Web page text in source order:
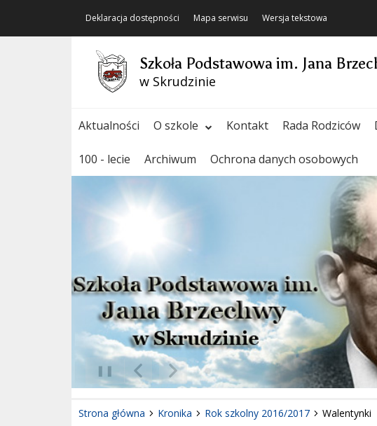
Deklaracja dostępności Mapa serwisu Wersja tekstowa
Szkoła Podstawowa im. Jana
w Skrudzinie
Aktualności O szkole Kontakt Rada Rodziców
100 - lecie Archiwum Ochrona danych osobowych
Poprzedni Element
Następny Element
❚❚
Strona główna Kronika Rok szkolny 2016/2017 Walentynki